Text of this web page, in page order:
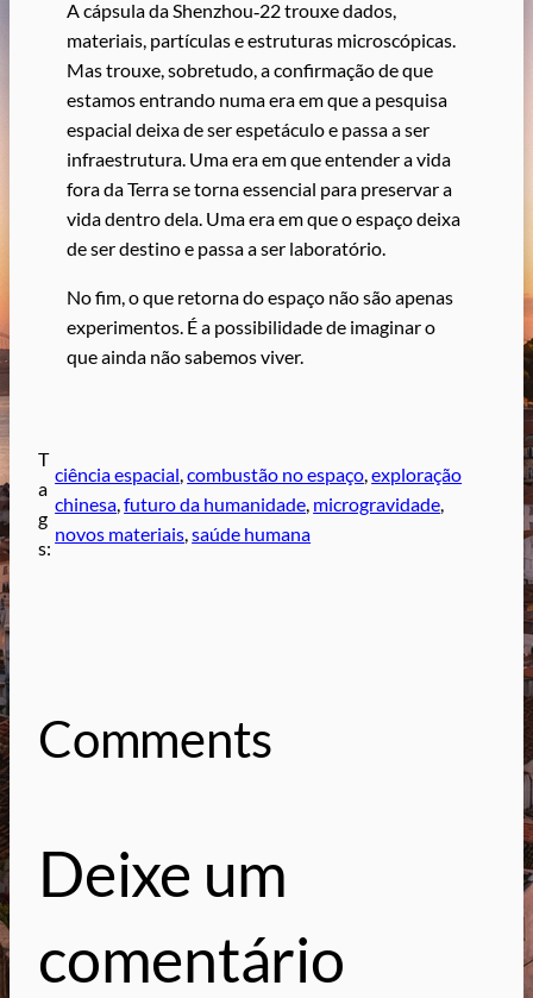
A cápsula da Shenzhou‑22 trouxe dados,
materiais, partículas e estruturas microscópicas.
Mas trouxe, sobretudo, a confirmação de que
estamos entrando numa era em que a pesquisa
espacial deixa de ser espetáculo e passa a ser
infraestrutura. Uma era em que entender a vida
fora da Terra se torna essencial para preservar a
vida dentro dela. Uma era em que o espaço deixa
de ser destino e passa a ser laboratório.
No fim, o que retorna do espaço não são apenas
experimentos. É a possibilidade de imaginar o
que ainda não sabemos viver.
T
a
g
s:
ciência espacial , combustão no espaço , exploração
chinesa , futuro da humanidade microgravidade
novos materiais , saúde humana
Comments
Deixe um
comentário